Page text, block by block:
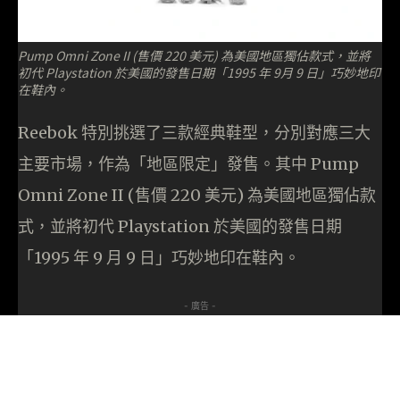
Pump Omni Zone II (售價 220 美元) 為美國地區獨佔款式，並將
初代 Playstation 於美國的發售日期「1995 年 9月 9 日」巧妙地印
在鞋內。
Reebok 特別挑選了三款經典鞋型，分別對應三大
主要市場，作為「地區限定」發售。其中 Pump
Omni Zone II (售價 220 美元) 為美國地區獨佔款
式，並將初代 Playstation 於美國的發售日期
「1995 年 9 月 9 日」巧妙地印在鞋內。
- 廣告 -